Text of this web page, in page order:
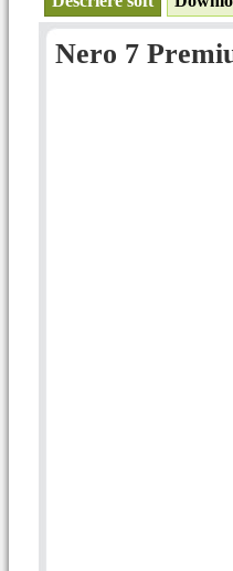
Nero 7